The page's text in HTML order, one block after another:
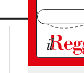
lacplay.it
lactv.it
laconair.it